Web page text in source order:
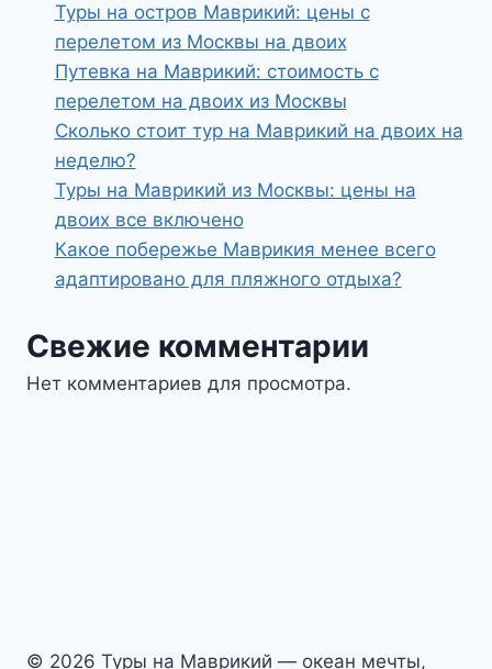
Туры на остров Маврикий: цены с
перелетом из Москвы на двоих
Путевка на Маврикий: стоимость с
перелетом на двоих из Москвы
Сколько стоит тур на Маврикий на двоих на
неделю?
Туры на Маврикий из Москвы: цены на
двоих все включено
Какое побережье Маврикия менее всего
адаптировано для пляжного отдыха?
Свежие комментарии
Нет комментариев для просмотра.
© 2026 Туры на Маврикий — океан мечты,